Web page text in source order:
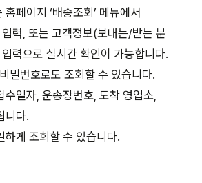
페이지 ‘배송조회’ 메뉴에서
력, 또는 고객정보(보내는/받는 분
력으로 실시간 확인이 가능합니다.
밀번호로도 조회할 수 있습니다.
수일자, 운송장번호, 도착 영업소,
니다.
하게 조회할 수 있습니다.